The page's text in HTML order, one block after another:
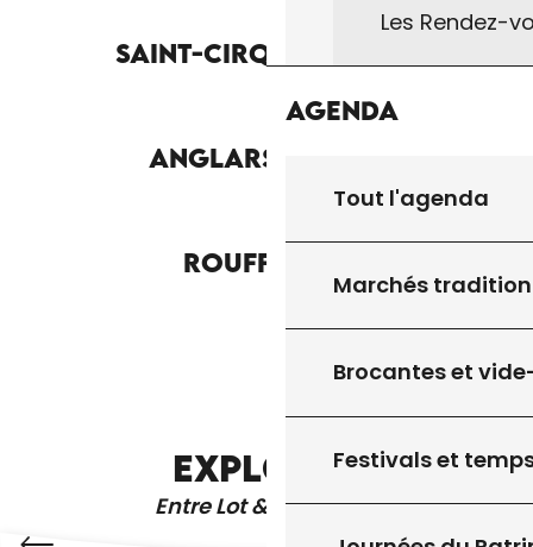
Les Rendez-
Agenda
Tout l'agenda
Marchés
Brocantes et
Festivals et
SAINT-CIRQ-MADELON
ANGLARS-NOZAC
ROUFFILHAC
EXPLOREZ
Entre Lot & Dordogne
GOURDON